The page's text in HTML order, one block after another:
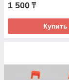
1 500 ₸
Купить